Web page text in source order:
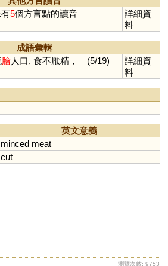
5個方言點的讀音
詳細資
料
成語彙輯
膾人口, 食不厭精，
(5/19)
詳細資
料
英文意義
minced meat
cut
瀏覽次數: 9753